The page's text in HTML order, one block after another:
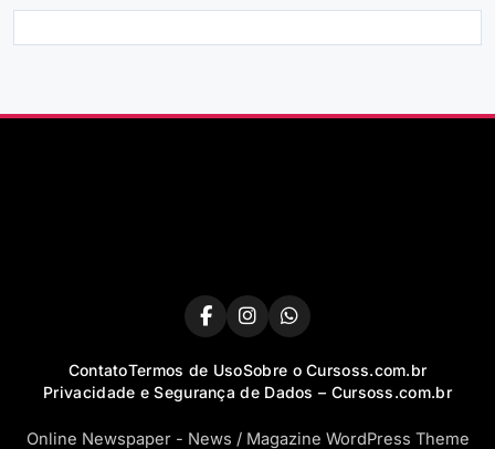
ContatoTermos de UsoSobre o Cursoss.com.br
Privacidade e Segurança de Dados – Cursoss.com.br
Online Newspaper - News / Magazine WordPress Theme